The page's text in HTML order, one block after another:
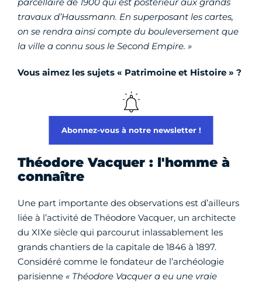
travaux d’Haussmann. En superposant les cartes,
on se rendra ainsi compte du bouleversement que
la ville a connu sous le Second Empire. »
Vous aimez les sujets « Patrimoine et Histoire » ?
Abonnez-vous à notre newsletter !
Théodore Vacquer : l'homme à
connaître
Une part importante des observations est d’ailleurs
liée à l’activité de Théodore Vacquer, un architecte
du XIXe siècle qui parcourut inlassablement les
grands chantiers de la capitale de 1846 à 1897.
Considéré comme le fondateur de l’archéologie
parisienne « Théodore Vacquer a eu une vraie